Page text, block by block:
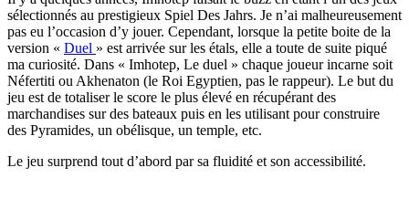
sélectionnés au prestigieux Spiel Des Jahrs. Je n’ai malheureusement
pas eu l’occasion d’y jouer. Cependant, lorsque la petite boite de la
version « Duel » est arrivée sur les étals, elle a toute de suite piqué
ma curiosité. Dans « Imhotep, Le duel » chaque joueur incarne soit
Néfertiti ou Akhenaton (le Roi Egyptien, pas le rappeur). Le but du
jeu est de totaliser le score le plus élevé en récupérant des
marchandises sur des bateaux puis en les utilisant pour construire
des Pyramides, un obélisque, un temple, etc.
Le jeu surprend tout d’abord par sa fluidité et son accessibilité.